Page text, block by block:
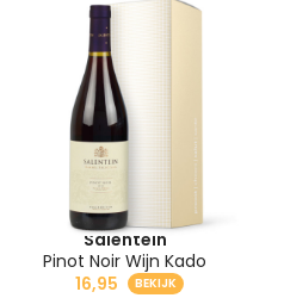
Salentein
Pinot Noir Wijn Kado
16,95